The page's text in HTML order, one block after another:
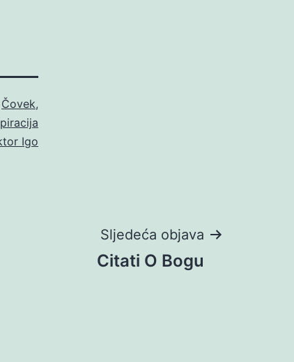
Čovek,
Igo
Sljedeća objava
Citati O Bogu